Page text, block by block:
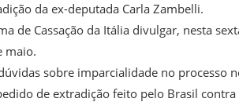
da ex-deputada Carla Zambelli.
de Cassação da Itália divulgar, nesta
maio.
sobre imparcialidade no processo
de extradição feito pelo Brasil